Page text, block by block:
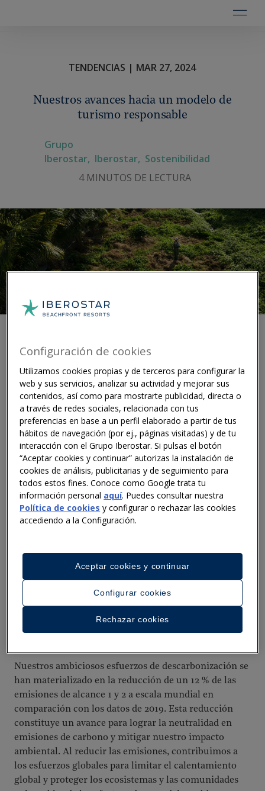
TENDENCIAS | MAR 27, 2024
Nuestros avances hacia un modelo de
turismo responsable
Grupo
Iberostar, Iberostar, Sostenibilidad
4 MINUTOS DE LECTURA
En los últimos años, en Iberostar Hotels & Resorts nos
hemos especializado en desarrollar prácticas de
turismo sostenible y hemos trabajado para elevar el
listón de la responsabilidad medioambiental en el
sector de la hostelería global. Tal y como se refleja en
nuestros logros de 2023, estamos muy orgullosos de
los avances que hemos hecho hacia un futuro más
sostenible, pero también reconocemos que todavía
queda mucho por hacer.
Descarbonización
reducir las emisiones y gestionar los riesgos. Nuestro
principal objetivo es conseguir la neutralidad en
proyectos de alta calidad para capturar carbono.
También estamos trabajando para compensar el 15 %
de las emisiones que no se pueden reducir de manera
Nuestros ambiciosos esfuerzos de descarbonización se
han materializado en la reducción de un 12 % de las
emisiones de alcance 1 y 2 a escala mundial en
comparación con los datos de 2019. Esta reducción
constituye un avance para lograr la neutralidad en
emisiones de carbono y mitigar nuestro impacto
ambiental. Al reducir las emisiones, contribuimos a
los esfuerzos globales para limitar el calentamiento
global y proteger los ecosistemas y las comunidades
Configuración de cookies
Utilizamos cookies propias y de terceros para configurar la
web y sus servicios, analizar su actividad y mejorar sus
contenidos, así como para mostrarte publicidad, directa o
a través de redes sociales, relacionada con tus
preferencias en base a un perfil elaborado a partir de tus
hábitos de navegación (por ej., páginas visitadas) y de tu
interacción con el Grupo Iberostar. Si pulsas el botón
“Aceptar cookies y continuar” autorizas la instalación de
cookies de análisis, publicitarias y de seguimiento para
todos estos fines. Conoce como Google trata tu
información personal aquí. Puedes consultar nuestra
Política de cookies y configurar o rechazar las cookies
accediendo a la Configuración.
Configurar cookies
Rechazar cookies
Aceptar cookies y continuar